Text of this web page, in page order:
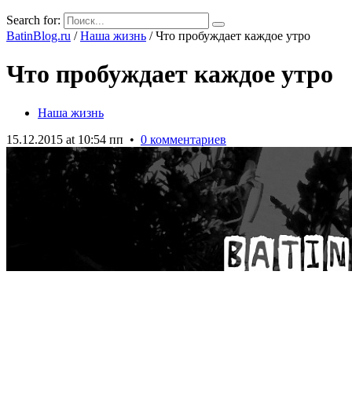
Search for:
BatinBlog.ru /Наша жизнь /Что пробуждает каждое утро
Что пробуждает каждое утро
Наша жизнь
15.12.2015 at 10:54 пп • 0 комментариев